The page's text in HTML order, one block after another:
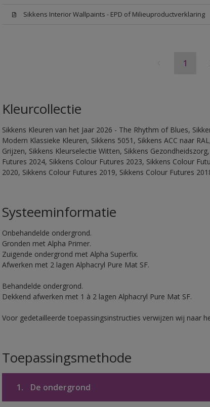
Sikkens Interior Wallpaints - EPD of Milieuproductverklaring
1
Kleurcollectie
Sikkens Kleuren van het Jaar 2026 - The Rhythm of Blues,
Modern Klassieke Kleuren, Sikkens 5051, Sikkens ACC naar
Grijzen, Sikkens Kleurselectie Witten, Sikkens
Futures 2024, Sikkens Colour Futures 2023, Sikkens Colour
2020, Sikkens Colour Futures 2019, Sikkens Colour Futures
Systeeminformatie
Onbehandelde ondergrond.
Gronden met Alpha Primer.
Zuigende ondergrond met Alpha Superfix.
Afwerken met 2 lagen Alphacryl Pure Mat SF.
Behandelde ondergrond.
Dekkend afwerken met 1 à 2 lagen Alphacryl Pure Mat SF.
Voor gedetailleerde toepassingsinstructies verwijzen wij naar
Toepassingsmethode
1. De ondergrond